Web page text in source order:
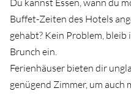
Du kannst Essen, wann du
Buffet-Zeiten des Hotels
gehabt? Kein Problem,
Brunch ein.
Ferienhäuser bieten dir
genügend Zimmer, um auch